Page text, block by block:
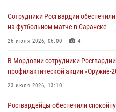
проведения масштабного
05 августа 2026, 09:04 4
Сотрудники Росгвардии
на футбольном матче в Саранске
26 июля 2026, 06:00 4
В Мордовии сотрудники
профилактической акции
23 июля 2026, 13:10
Росгвардейцы обеспечили